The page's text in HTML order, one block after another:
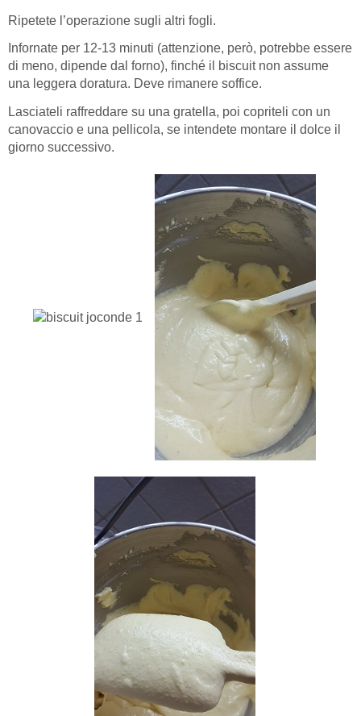
Ripetete l’operazione sugli altri fogli.
Infornate per 12-13 minuti (attenzione, però, potrebbe essere
di meno, dipende dal forno), finché il biscuit non assume
una leggera doratura. Deve rimanere soffice.
Lasciateli raffreddare su una gratella, poi copriteli con un
canovaccio e una pellicola, se intendete montare il dolce il
giorno successivo.